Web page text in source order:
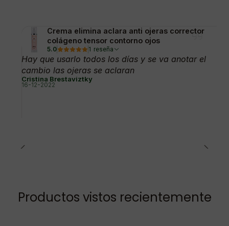
Crema elimina aclara anti ojeras corrector
colágeno tensor contorno ojos
5.0 1 reseña
Hay que usarlo todos los días y se va anotar el
cambio las ojeras se aclaran
Cristina Brestaviztky
16-12-2022
Productos vistos recientemente